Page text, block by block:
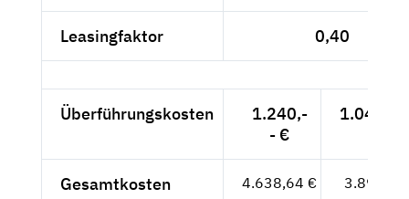
Leasingfaktor 0,40
Überführungskosten
1.240,-
- €
Gesamtkosten 4.638,64 € 3.898,02